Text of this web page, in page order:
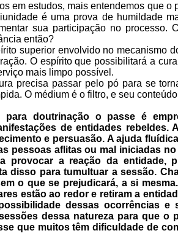
em estudos, mais entendemos que
é uma prova de humildade
sua participação no processo.
então?
superior envolvido no mecanismo
O espírito que possibilitará a
mais limpo possível.
precisa passar pelo pó para se
O médium é o filtro, e seu
para doutrinação o passe é
de entidades
e persuasão. A ajuda
pessoas aflitas ou mal iniciadas
provocar a reação da entidade,
disso para tumultuar a sessão.
o que se prejudicará, a si
estão ao redor e retiram a
dessas ocorrências e
dessa natureza para que
que muitos têm dificuldade de